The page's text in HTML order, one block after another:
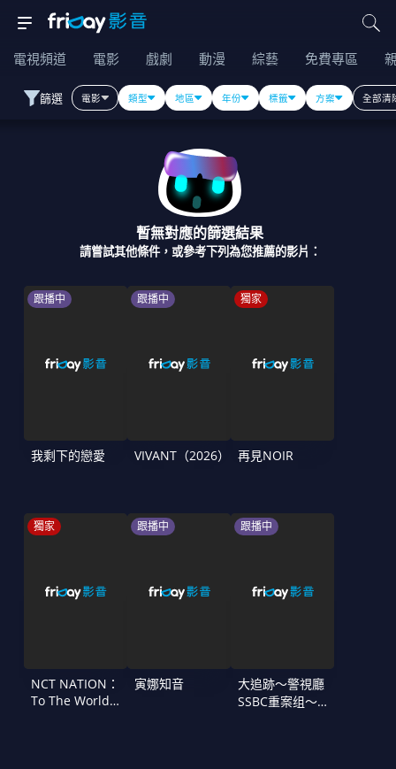
電視頻道 電影 戲劇 動漫 綜藝 免費專區
篩選 電影 類型 地區 年份 標籤 方案 全部清
暫無對應的篩選結果
請嘗試其他條件，或參考下列為您推薦的影片：
跟播中
我剩下的戀愛
跟播中
VIVANT（2026）
獨家
再見NOIR
獨家
NCT NATION：
To The World
跟播中
寅娜知音
跟播中
大追跡〜警視廳
SSBC重案组〜